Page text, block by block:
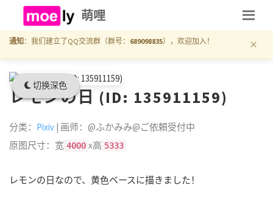
切换深色
萌哩
通知 ：我们建立了QQ交流群（群号： 689098835），欢迎加入！ ×
レモンの日 (ID: 135911159)
分类： Pixiv | 画师：@ふかみみ@ご依頼受付中
原图尺寸：宽 4000 x高 5333
レモンの日なので、黄色ベースに描きました！